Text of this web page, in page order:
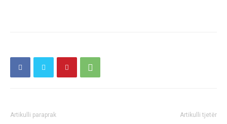
Artikulli paraprak Artikulli tjetër